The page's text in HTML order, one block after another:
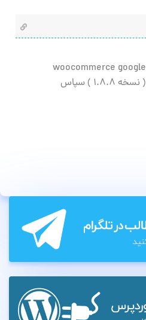
سلام لطفا نسخه آخر افزونه woocommerce google